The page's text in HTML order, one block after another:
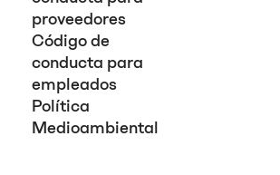
proveedores
Código de
conducta para
empleados
Política
Medioambiental